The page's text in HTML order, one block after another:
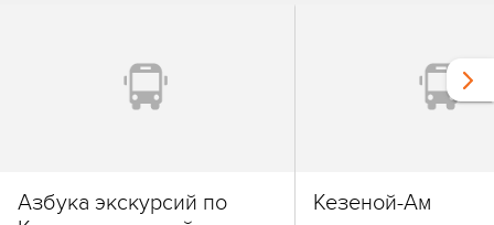
Азбука экскурсий по
Кезеной-Ам